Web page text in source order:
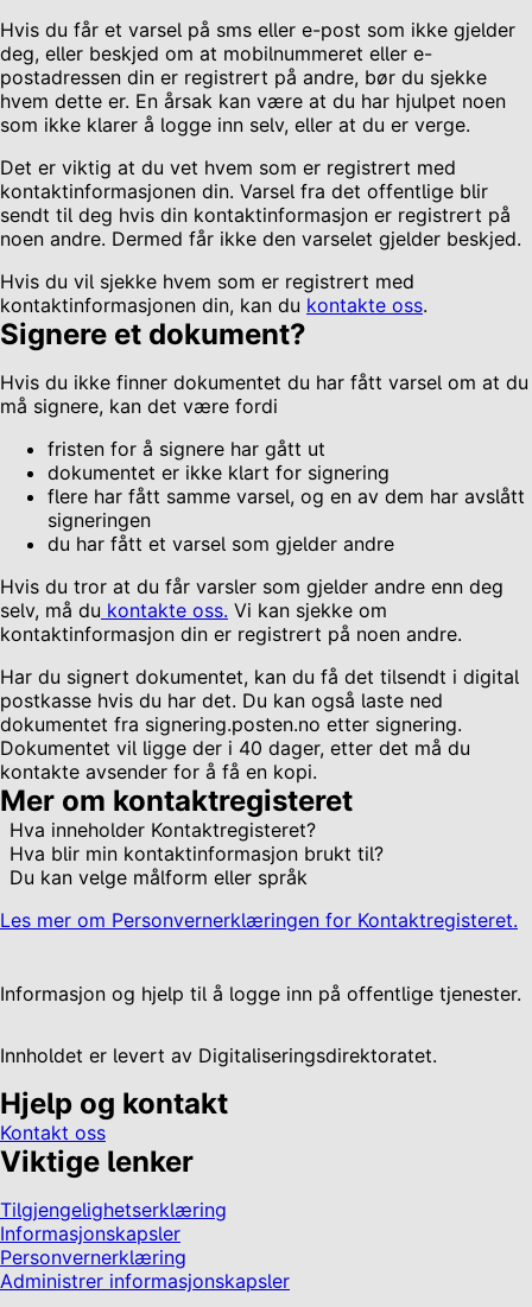
Hvis du får et varsel på sms eller e-post som ikke gjelder
deg, eller beskjed om at mobilnummeret eller e-
postadressen din er registrert på andre, bør du sjekke
hvem dette er. En årsak kan være at du har hjulpet noen
som ikke klarer å logge inn selv, eller at du er verge.
Det er viktig at du vet hvem som er registrert med
kontaktinformasjonen din. Varsel fra det offentlige blir
sendt til deg hvis din kontaktinformasjon er registrert på
noen andre. Dermed får ikke den varselet gjelder beskjed.
Hvis du vil sjekke hvem som er registrert med
kontaktinformasjonen din, kan du kontakte oss.
Signere et dokument?
Hvis du ikke finner dokumentet du har fått varsel om at du
må signere, kan det være fordi
fristen for å signere har gått ut
dokumentet er ikke klart for signering
flere har fått samme varsel, og en av dem har avslått
signeringen
du har fått et varsel som gjelder andre
Hvis du tror at du får varsler som gjelder andre enn deg
selv, må du kontakte oss. Vi kan sjekke om
kontaktinformasjon din er registrert på noen andre.
Har du signert dokumentet, kan du få det tilsendt i digital
postkasse hvis du har det. Du kan også laste ned
dokumentet fra signering.posten.no etter signering.
Dokumentet vil ligge der i 40 dager, etter det må du
kontakte avsender for å få en kopi.
Mer om kontaktregisteret
Hva inneholder Kontaktregisteret?
Hva blir min kontaktinformasjon brukt til?
Du kan velge målform eller språk
Les mer om Personvernerklæringen for Kontaktregisteret.
Informasjon og hjelp til å logge inn på offentlige tjenester.
Innholdet er levert av Digitaliseringsdirektoratet.
Hjelp og kontakt
Kontakt oss
Viktige lenker
Tilgjengelighetserklæring
Informasjonskapsler
Personvernerklæring
Administrer informasjonskapsler